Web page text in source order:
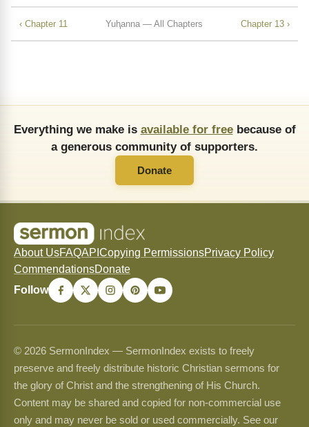
‹ Chapter 11 Yuⱨanna — All Chapters Chapter 13 ›
Everything we make is available for freebecause of
a generous community of supporters.
Donate
About UsFAQAPI Copying PermissionsPrivacy Policy
CommendationsDonate
Follow
© 2026 SermonIndex — SermonIndex exists to freely
preserve and freely distribute historic Christian sermons for
the glory of Christ and the strengthening of His Church.
Content may be shared and copied for non-commercial use
only and may never be sold or used commercially. See our